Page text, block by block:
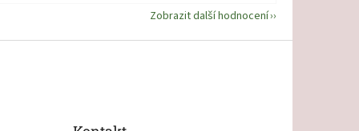
Zobrazit další hodnocení